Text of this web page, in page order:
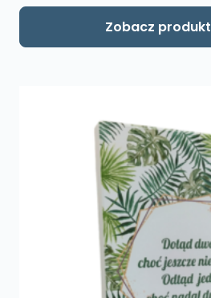
Zobacz produkt